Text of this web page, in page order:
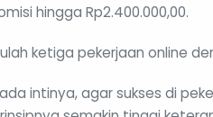
hingga Rp2.400.000,00.
ketiga pekerjaan online
intinya, agar sukses di